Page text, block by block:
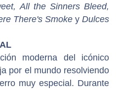
All the Sinners Bleed,
There's Smoke y Dulces
moderna del icónico
por el mundo resolviendo
muy especial. Durante